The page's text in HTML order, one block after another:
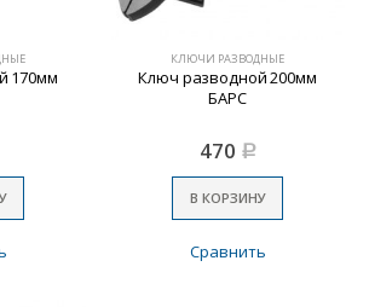
170мм
КЛЮЧИ РАЗВОДНЫЕ
Ключ разводной 200мм
БАРС
470 Р
В КОРЗИНУ
Сравнить